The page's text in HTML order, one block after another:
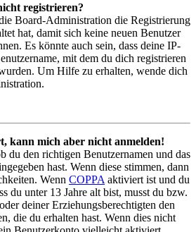
registrieren?
Board-Administration die Registrierung
hat, damit sich keine neuen Benutzer
Es könnte auch sein, dass deine IP-
mit dem du dich registrieren
Um Hilfe zu erhalten, wende dich
kann mich aber nicht anmelden!
du den richtigen Benutzernamen und das
hast. Wenn diese stimmen, dann
Wenn COPPA aktiviert ist und du
du unter 13 Jahre alt bist, musst du bzw.
deiner Erziehungsberechtigten den
die du erhalten hast. Wenn dies nicht